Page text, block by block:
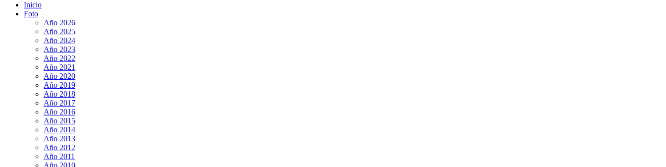
Inicio
Foto
Año 2026
Año 2025
Año 2024
Año 2023
Año 2022
Año 2021
Año 2020
Año 2019
Año 2018
Año 2017
Año 2016
Año 2015
Año 2014
Año 2013
Año 2012
Año 2011
Año 2010